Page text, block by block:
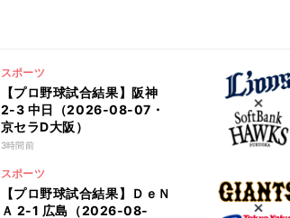
スポーツ
【プロ野球試合結果】阪神
2-3 中日（2026-08-07・
京セラD大阪）
3時間前
スポーツ
【プロ野球試合結果】ＤｅＮ
Ａ 2-1 広島（2026-08-